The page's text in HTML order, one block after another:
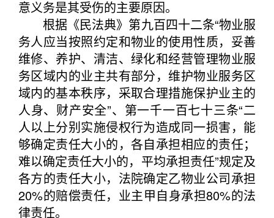
意义务是其受伤的主要原因。
根据《民法典》第九百四十二条“物业服
务人应当按照约定和物业的使用性质，妥善
维修、养护、清洁、绿化和经营管理物业服
务区域内的业主共有部分，维护物业服务区
域内的基本秩序，采取合理措施保护业主的
人身、财产安全”、第一千一百七十三条“二
人以上分别实施侵权行为造成同一损害，能
够确定责任大小的，各自承担相应的责任；
难以确定责任大小的，平均承担责任”规定及
各方的责任大小，法院确定乙物业公司承担
20%的赔偿责任，业主甲自身承担80%的法
律责任。